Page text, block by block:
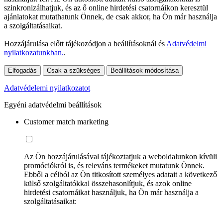
szinkronizálhatjuk, és az ő online hirdetési csatornáikon keresztül
ajánlatokat mutathatunk Önnek, de csak akkor, ha Ön már használja
a szolgáltatásaikat.
Hozzájárulása előtt tájékozódjon a beállításoknál és Adatvédelmi
nyilatkozatunkban..
Elfogadás Csak a szükséges Beállítások módosítása
Adatvédelemi nyilatkozatot
Egyéni adatvédelmi beállítások
Customer match marketing
Az Ön hozzájárulásával tájékoztatjuk a weboldalunkon kívüli
promóciókról is, és releváns termékeket mutatunk Önnek.
Ebből a célból az Ön titkosított személyes adatait a következő
külső szolgáltatókkal összehasonlítjuk, és azok online
hirdetési csatornáikat használjuk, ha Ön már használja a
szolgáltatásaikat: